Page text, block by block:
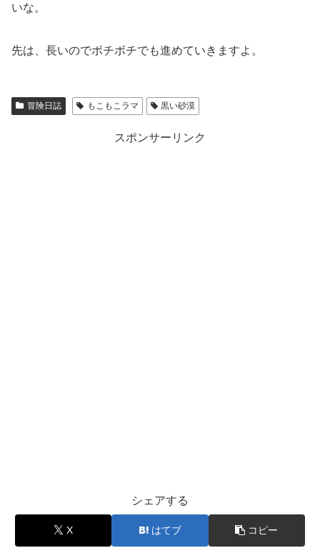
いな。
先は、長いのでボチボチでも進めていきますよ。
冒険日誌 もこもこラマ 黒い砂漠
スポンサーリンク
シェアする
X はてブ コピー